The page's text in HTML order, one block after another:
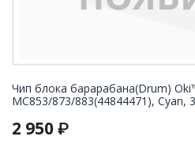
Чип блока барарабана(Drum)
MC853/873/883(44844471), Cyan,
2 950 ₽